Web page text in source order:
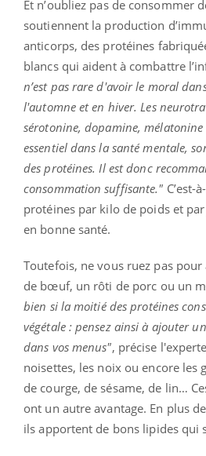
Et n’oubliez pas de consommer
soutiennent la production
anticorps, des protéines
blancs qui aident à combattre
n’est pas rare d'avoir le moral
l'automne et en hiver. Les
sérotonine, dopamine,
essentiel dans la santé mentale,
des protéines. Il est donc
consommation suffisante." C’est-
protéines par kilo de poids et
en bonne santé.
Toutefois, ne vous ruez pas
de bœuf, un rôti de porc ou un
bien si la moitié des protéines
végétale : pensez ainsi à ajouter
dans vos menus", précise
noisettes, les noix ou encore les
de courge, de sésame, de lin…
ont un autre avantage. En plus
ils apportent de bons lipides qui